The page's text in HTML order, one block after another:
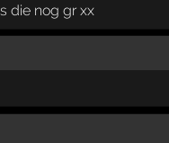
die nog gr xx